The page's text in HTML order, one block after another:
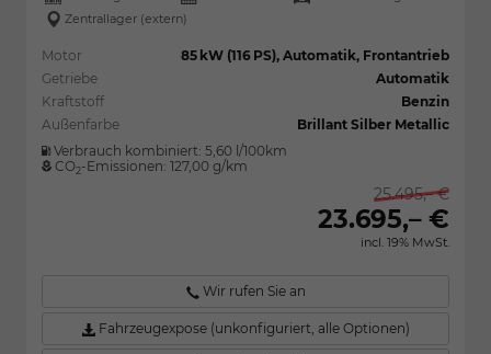
Zentrallager (extern)
Motor
85 kW (116 PS), Automatik, Frontantrieb
Getriebe
Automatik
Kraftstoff
Benzin
Außenfarbe
Brillant Silber Metallic
Verbrauch kombiniert: 5,60 l/100km
CO2-Emissionen: 127,00 g/km
25.495,– €
23.695,– €
incl. 19% MwSt.
Wir rufen Sie an
Fahrzeugexpose (unkonfiguriert, alle Optionen)